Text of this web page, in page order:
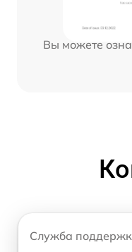
Вы можете
Служба